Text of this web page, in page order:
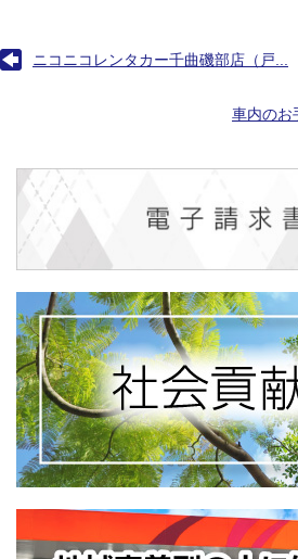
ニコニコレンタカー千曲磯部店（戸...
車内のお